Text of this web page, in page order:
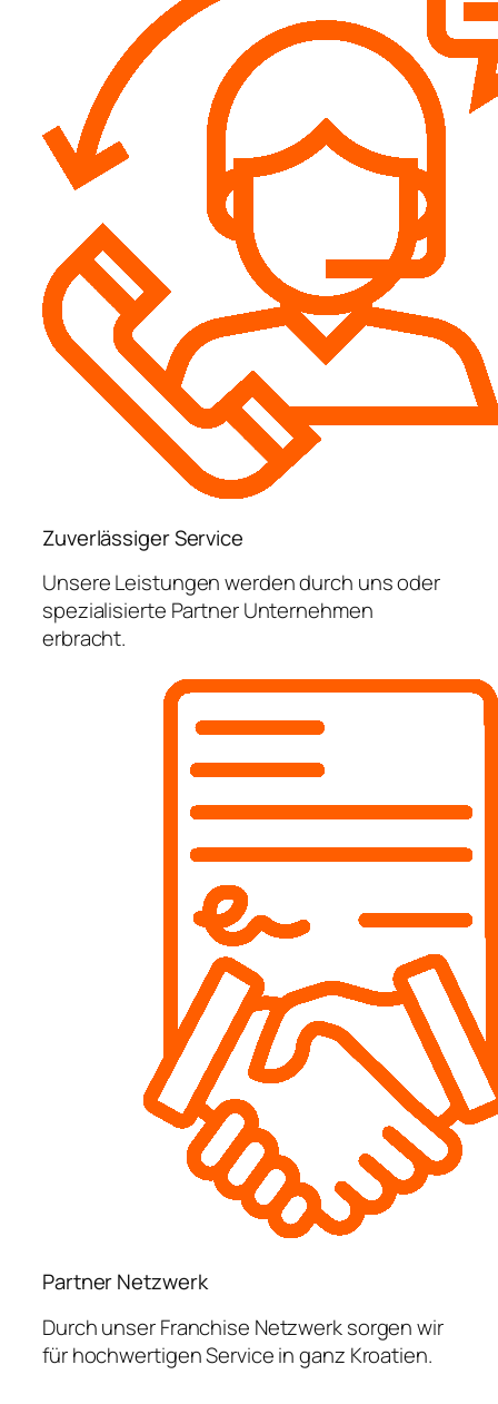
Zuverlässiger Service
Unsere Leistungen werden durch uns oder
spezialisierte Partner Unternehmen
erbracht.
Partner Netzwerk
Durch unser Franchise Netzwerk sorgen wir
für hochwertigen Service in ganz Kroatien.